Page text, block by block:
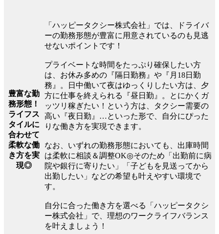
豊富な勤
務形態！
ライフス
タイルに
合わせて
柔軟な働
き方を実
現◎
「ハッピータクシー株式会社」では、ドライバ
ーの勤務形態が豊富に用意されているのも見逃
せないポイントです！
プライベートな時間をたっぷり確保したい方
は、お休み多めの『隔日勤務』や『月18日勤
務』。日中働いて夜はゆっくりしたい方は、夕
方に仕事を終えられる『昼日勤』。とにかくガ
ッツリ稼ぎたい！という方は、タクシー需要の
高い『夜日勤』…といった形で、自分にぴった
りな働き方を実現できます。
なお、いずれの勤務形態においても、出庫時間
は柔軟に相談＆調整OK◎そのため「出勤前に病
院や銀行に寄りたい」「子どもを見送ってから
出勤したい」などの希望も叶えやすい環境で
す。
自分に合った働き方を選べる「ハッピータクシ
ー株式会社」で、理想のワークライフバランス
を叶えましょう！